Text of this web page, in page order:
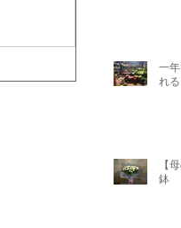
一
れる
【
鉢